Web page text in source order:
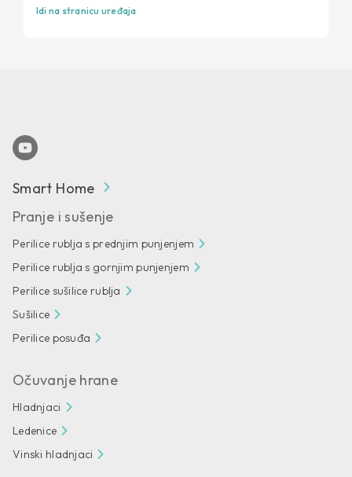
Idi na stranicu uređaja
Smart Home
Pranje i sušenje
Perilice rublja s prednjim punjenjem
Perilice rublja s gornjim punjenjem
Perilice sušilice rublja
Sušilice
Perilice posuđa
Očuvanje hrane
Hladnjaci
Ledenice
Vinski hladnjaci